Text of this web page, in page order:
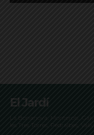
El Jardí
La Bonanova, Monterols,
les Tres Torres, Pedralbes,